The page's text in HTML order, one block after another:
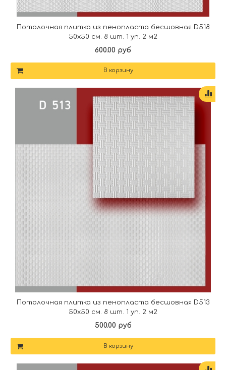
Потолочная плитка из пенопласта бесшовная D518
50х50 см. 8 шт. 1 уп. 2 м2
600.00 руб
В корзину
Потолочная плитка из пенопласта бесшовная D513
50х50 см. 8 шт. 1 уп. 2 м2
500.00 руб
В корзину